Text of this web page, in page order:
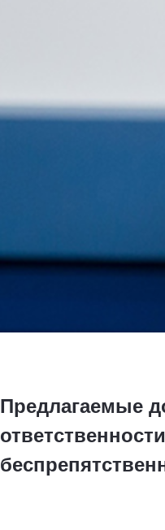
Предлагаемые